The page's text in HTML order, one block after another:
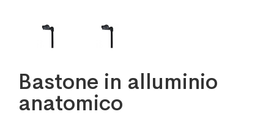
Bastone in alluminio
anatomico